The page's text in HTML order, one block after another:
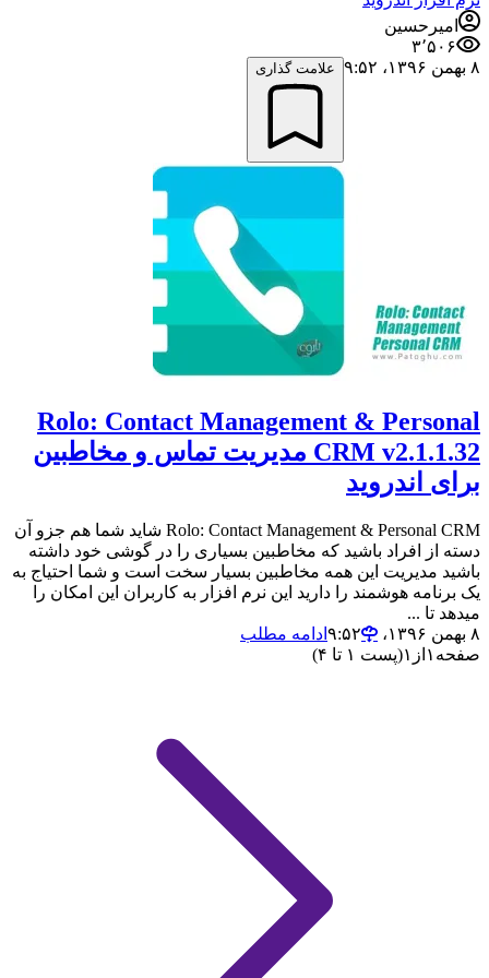
امیرحسین
۳٬۵۰۶
۸ بهمن ۱۳۹۶،‏ ۹:۵۲
علامت گذاری
Rolo: Contact Management & Personal
CRM v2.1.1.32 مدیریت تماس و مخاطبین
برای اندروید
Rolo: Contact Management & Personal CRM شاید شما هم جزو آن
دسته از افراد باشید که مخاطبین بسیاری را در گوشی خود داشته
باشید مدیریت این همه مخاطبین بسیار سخت است و شما احتیاج به
یک برنامه هوشمند را دارید این نرم افزار به کاربران این امکان را
میدهد تا ...
۸ بهمن ۱۳۹۶،‏ ۹:۵۲
ادامه مطلب
صفحه ۱ از ۱(پست ۱ تا ۴)